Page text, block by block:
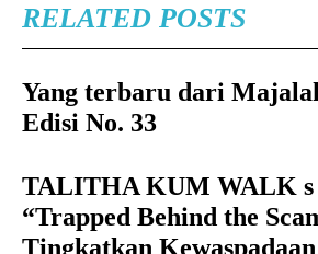
RELATED POSTS
Yang terbaru dari
Edisi No. 33
TALITHA KUM WALK s
“Trapped Behind the
Tingkatkan